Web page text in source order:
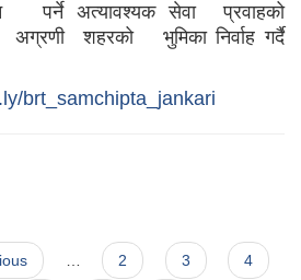
पर्ने अत्यावश्यक सेवा प्रवाहको
अग्रणी शहरको भुमिका ​निर्वाह गर्दै
brt_samchipta_jankari
महानगरपालिकाको वेबसाइटमा तपाईलाई स्वागत छ।
… 2 3 4